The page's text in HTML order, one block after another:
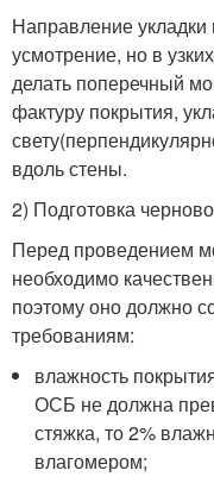
Направление
усмотрение, но в
делать поперечный
фактуру покрытия,
вдоль стены.
2) Подготовка
Перед проведением
необходимо
поэтому оно должно
требованиям:
влажность
ОСБ не должна
стяжка, то 2%
влагомером;